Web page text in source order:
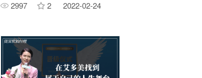
2997 2 2022-02-24